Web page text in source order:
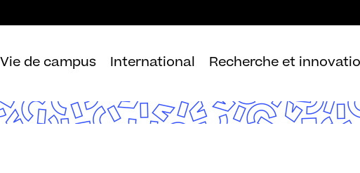
au
Vie de campus International Recherche et